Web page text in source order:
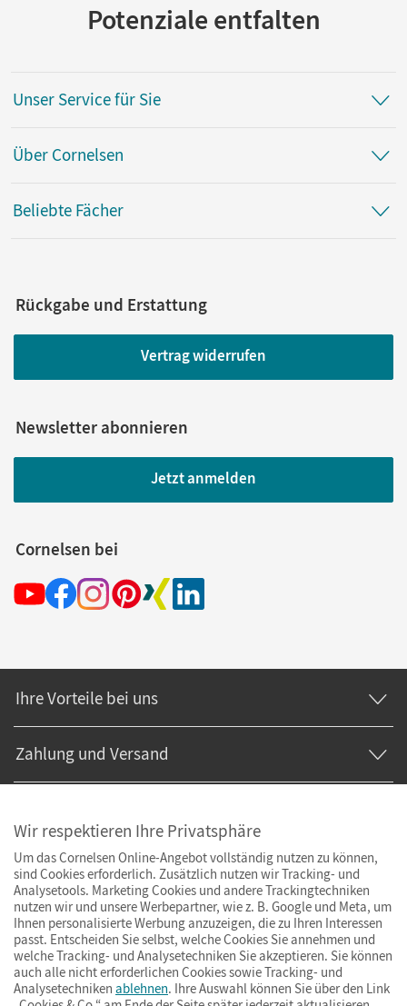
Potenziale entfalten
Unser Service für Sie
Über Cornelsen
Beliebte Fächer
Rückgabe und Erstattung
Vertrag widerrufen
Newsletter abonnieren
Jetzt anmelden
Cornelsen bei
Ihre Vorteile bei uns
Zahlung und Versand
Wir respektieren Ihre Privatsphäre
Um das Cornelsen Online-Angebot vollständig nutzen zu können,
sind Cookies erforderlich. Zusätzlich nutzen wir Tracking- und
Analysetools. Marketing Cookies und andere Trackingtechniken
nutzen wir und unsere Werbepartner, wie z. B. Google und Meta, um
Ihnen personalisierte Werbung anzuzeigen, die zu Ihren Interessen
passt. Entscheiden Sie selbst, welche Cookies Sie annehmen und
welche Tracking- und Analysetechniken Sie akzeptieren. Sie können
auch alle nicht erforderlichen Cookies sowie Tracking- und
Analysetechniken ablehnen. Ihre Auswahl können Sie über den Link